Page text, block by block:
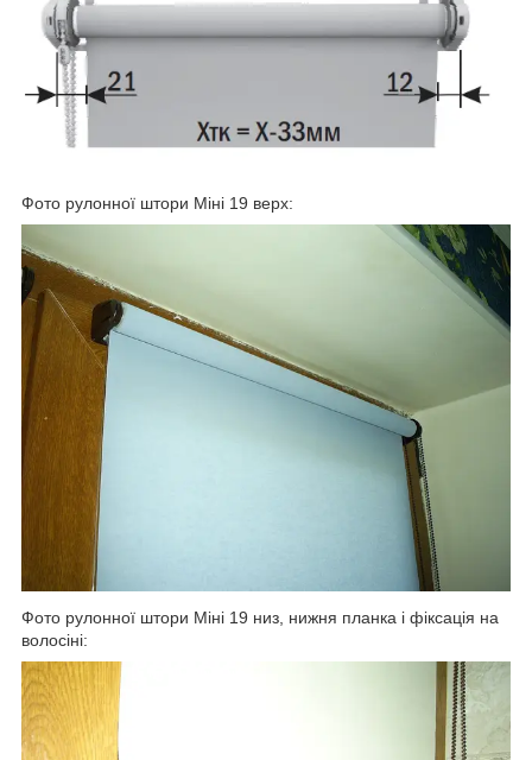
Фото рулонної штори Міні 19 верх:
Фото рулонної штори Міні 19 низ, нижня планка і фіксація на
волосіні: